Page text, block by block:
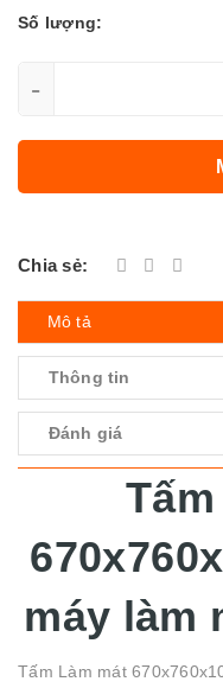
Số lượng:
-
Chia sẻ:
Mô tả
Thông tin
Đánh giá
máy làm
Tấm Làm mát